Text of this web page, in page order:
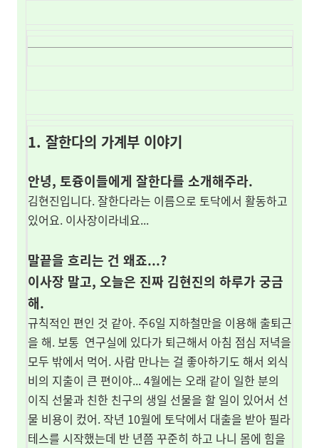
1. 잘한다의 가계부 이야기
안녕, 토즁이들에게 잘한다를 소개해주라.
김현진입니다. 잘한다라는 이름으로 토닥에서 활동하고
있어요. 이사장이라네요...
말끝을 흐리는 건 왜죠...?
이사장 말고, 오늘은 진짜 김현진의 하루가 궁금
해.
규칙적인 편인 것 같아. 주6일 지하철만을 이용해 출퇴근
을 해.보통 연구실에 있다가 퇴근해서 아침 점심 저녁을
모두 밖에서 먹어. 사람 만나는 걸 좋아하기도 해서 외식
비의 지출이 큰 편이야... 4월에는 오래 같이 일한 분의
이직 선물과 친한 친구의 생일 선물을 할 일이 있어서 선
물 비용이 컸어. 작년 10월에 토닥에서 대출을 받아 필라
테스를 시작했는데 반 년쯤 꾸준히 하고 나니 몸에 힘을